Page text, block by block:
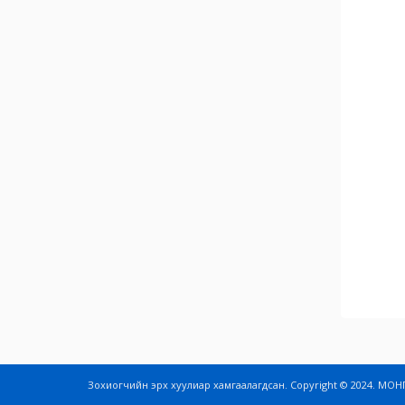
Зохиогчийн эрх хуулиар хамгаалагдсан. Copyright © 2024.